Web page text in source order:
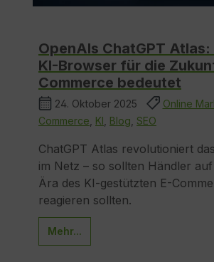
OpenAIs ChatGPT
KI-Browser für die
Commerce bedeutet
24. Oktober 2025 Online
Commerce KI Blog SEO
ChatGPT Atlas revolutioniert
im Netz – so sollten Händler
Ära des KI-gestützten E-
reagieren sollten.
Mehr...